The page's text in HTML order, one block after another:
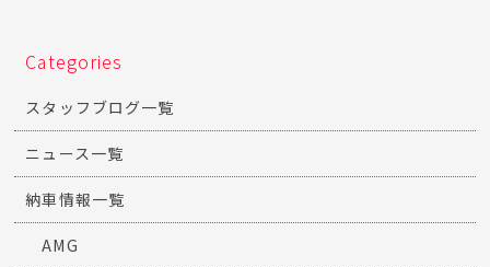
Categories
スタッフブログ一覧
ニュース一覧
納車情報一覧
AMG